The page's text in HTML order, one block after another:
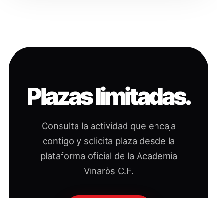
Plazas limitadas.
Consulta la actividad que encaja
contigo y solicita plaza desde la
plataforma oficial de la Academia
Vinaròs C.F.